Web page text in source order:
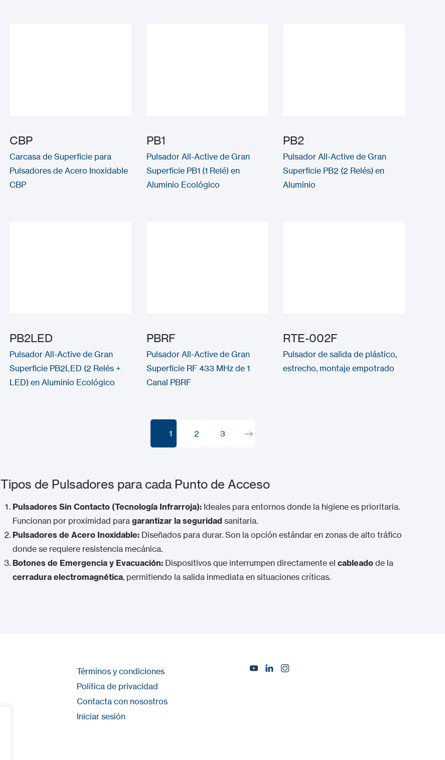
CBP
Carcasa de Superficie para
Pulsadores de Acero Inoxidable
CBP
PB1
Pulsador All-Active de Gran
Superficie PB1 (1 Relé) en
Aluminio Ecológico
PB2
Pulsador All-Active de Gran
Superficie PB2 (2 Relés) en
Aluminio
PB2LED
Pulsador All-Active de Gran
Superficie PB2LED (2 Relés +
LED) en Aluminio Ecológico
PBRF
Pulsador All-Active de Gran
Superficie RF 433 MHz de 1
Canal PBRF
RTE-002F
Pulsador de salida de plástico,
estrecho, montaje empotrado
1 2 3
Tipos de Pulsadores para cada Punto de Acceso
Pulsadores Sin Contacto (Tecnología Infrarroja): Ideales para entornos donde la higiene es prioritaria.
Funcionan por proximidad paragarantizar la seguridad sanitaria.
Pulsadores de Acero Inoxidable: Diseñados para durar. Son la opción estándar en zonas de alto tráfico
donde se requiere resistencia mecánica.
Botones de Emergencia y Evacuación: Dispositivos que interrumpen directamente elcableado de la
cerradura electromagnética, permitiendo la salida inmediata en situaciones críticas.
Términos y condiciones
Política de privacidad
Contacta con nosostros
Iniciar sesión